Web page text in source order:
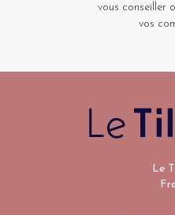
vous conseiller
vos
Le